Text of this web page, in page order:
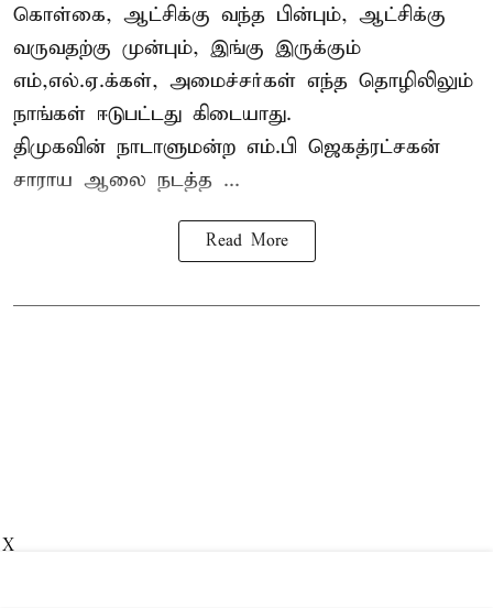
கொள்கை, ஆட்சிக்கு வந்த பின்பும், ஆட்சிக்கு
வருவதற்கு முன்பும், இங்கு இருக்கும்
எம்,எல்.ஏ.க்கள், அமைச்சர்கள் எந்த தொழிலிலும்
நாங்கள் ஈடுபட்டது கிடையாது.
திமுகவின் நாடாளுமன்ற எம்.பி ஜெகத்ரட்சகன்
சாராய ஆலை நடத்த ...
Read More
X